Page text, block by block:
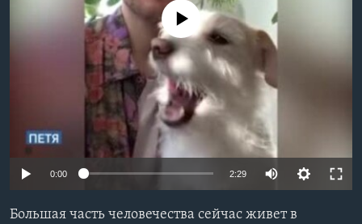
Learning English
СОЦИАЛЬНЫЕ СЕТИ
Языки
No media source currently available
0:00 2:29
Большая часть человечества сейчас живет в